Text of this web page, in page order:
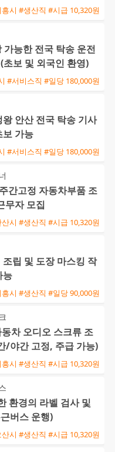
시 #생산직 #시급 10,320원
가능한 전국 탁송 운전
보 및 외국인 환영)
#서비스직 #일당 180,000원
안산 전국 탁송 기사
보 가능
#서비스직 #일당 180,000원
간고정 자동차부품 조
무자 모집
시 #생산직 #시급 10,320원
립 및 도장 마스킹 작
능
시 #생산직 #일당 90,000원
차 오디오 스크류 조
/야간 고정, 주급 가능)
시 #생산직 #시급 10,320원
환경의 라벨 검사 및
버스 운행)
시 #생산직 #시급 10,320원